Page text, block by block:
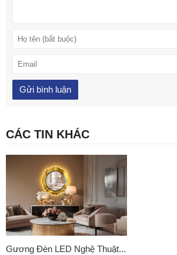
CÁC TIN KHÁC
Gương Đèn LED Nghệ Thuật...